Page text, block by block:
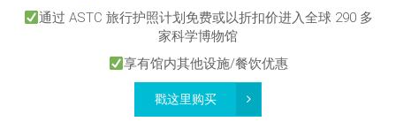
通过 ASTC 旅行护照计划免费或以折扣价进入全球 290 多
家科学博物馆
享有馆内其他设施/餐饮优惠
戳这里购买